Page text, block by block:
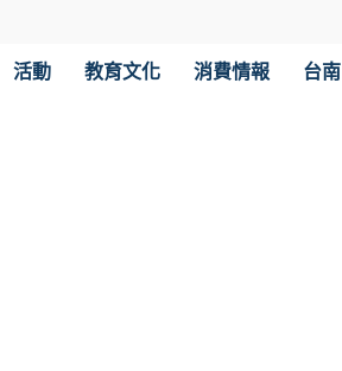
活動 教育文化 消費情報 台南